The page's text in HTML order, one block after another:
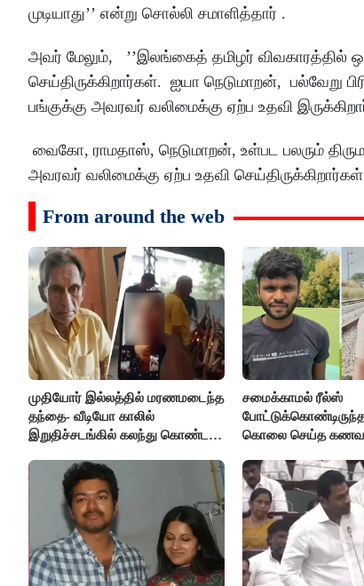
முடியாது’’ என்று சொல்லி சமாளித்தார் .
அவர் மேலும், ’’இலங்கைத் தமிழர் விவகாரத்தில்
செய்திருக்கிறார்கள். ஐயா நெடுமாறன், பல்வேறு
பங்குக்கு அவரவர் வலிமைக்கு ஏற்ப உதவி
வைகோ, ராமதாஸ், நெடுமாறன், உள்பட பலரும்
அவரவர் வலிமைக்கு ஏற்ப உதவி செய்திருக்கிறார்கள்
From around the web
முதியோர் இல்லத்தில் மரணமடைந்த
தந்தை- வீடியோ காலில்
இறுதிச்சடங்கில் கலந்து கொண்ட
சமைக்காமல் ரீல்ஸ்
கொலை செய்த